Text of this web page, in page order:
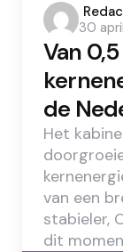
by
30
Van
de
Het
van een
stabieler,
dit